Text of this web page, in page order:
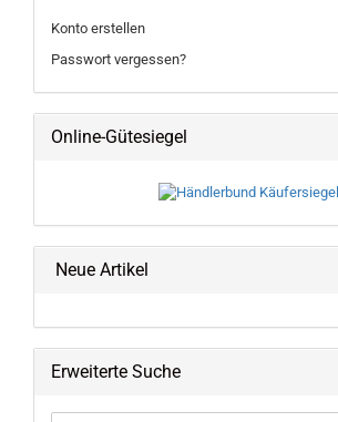
Konto erstellen
Passwort vergessen?
Online-Gütesiegel
Neue Artikel
Erweiterte Suche